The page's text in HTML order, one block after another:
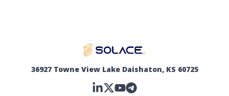
36927 Towne View Lake Daishaton, KS 60725